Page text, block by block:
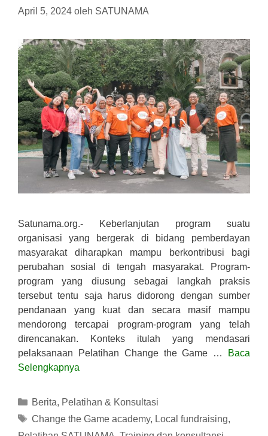
April 5, 2024 oleh SATUNAMA
Satunama.org.- Keberlanjutan program suatu
organisasi yang bergerak di bidang pemberdayan
masyarakat diharapkan mampu berkontribusi bagi
perubahan sosial di tengah masyarakat. Program-
program yang diusung sebagai langkah praksis
tersebut tentu saja harus didorong dengan sumber
pendanaan yang kuat dan secara masif mampu
mendorong tercapai program-program yang telah
direncanakan. Konteks itulah yang mendasari
pelaksanaan Pelatihan Change the Game …
Baca
Selengkapnya
Kategori
Berita, Pelatihan & Konsultasi
Tag
Change the Game academy, Local fundraising,